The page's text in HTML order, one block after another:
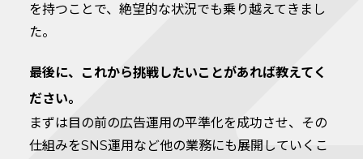
を持つことで、絶望的な状況でも乗り越えてきまし
た。
最後に、これから挑戦したいことがあれば教えてく
ださい。
まずは目の前の広告運用の平準化を成功させ、その
仕組みをSNS運用など他の業務にも展開していくこ